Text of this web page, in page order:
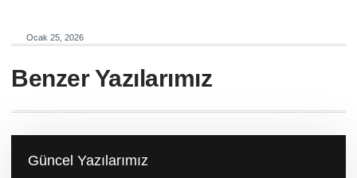
Ocak 25, 2026
Benzer Yazılarımız
Güncel Yazılarımız